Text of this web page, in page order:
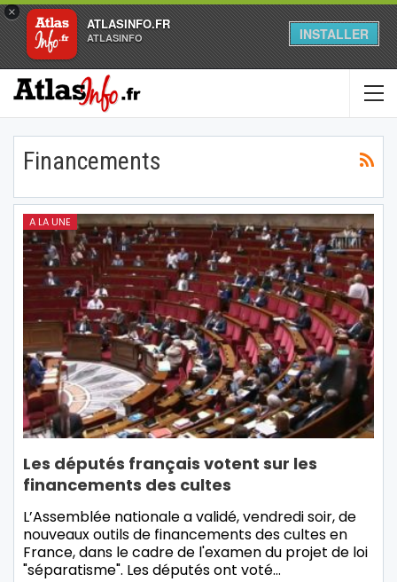
×
ATLASINFO.FR
ATLASINFO INSTALLER
Financements
A LA UNE
Les députés français votent sur les
financements des cultes
L’Assemblée nationale a validé, vendredi soir, de
nouveaux outils de financements des cultes en
France, dans le cadre de l'examen du projet de loi
"séparatisme". Les députés ont voté…